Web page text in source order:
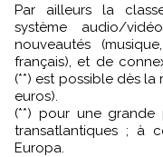
Par ailleurs la
système audio/
nouveautés
français), et de
(**) est possible dès
euros).
(**) pour une
transatlantiques ; à
Europa.